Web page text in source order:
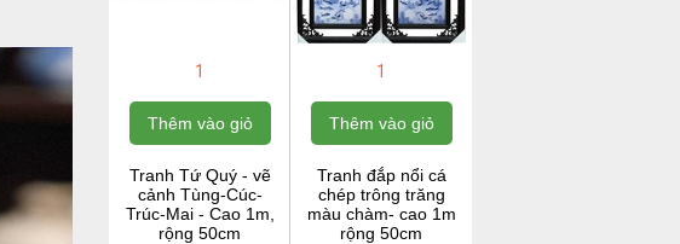
1
Thêm vào giỏ
Tranh Tứ Quý - vẽ
cảnh Tùng-Cúc-
Trúc-Mai - Cao 1m,
rộng 50cm
1
Thêm vào giỏ
Tranh đắp nổi cá
chép trông trăng
màu chàm- cao 1m
rộng 50cm